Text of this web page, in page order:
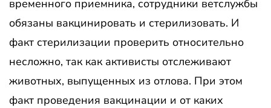
временного приемника, сотрудники ветслужбы
обязаны вакцинировать и стерилизовать. И
факт стерилизации проверить относительно
несложно, так как активисты отслеживают
животных, выпущенных из отлова. При этом
факт проведения вакцинации и от каких